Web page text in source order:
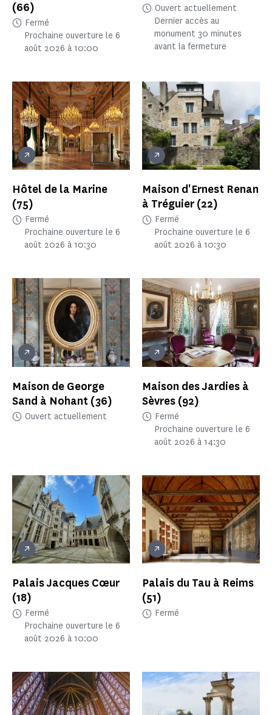
(66)
Fermé
Prochaine ouverture le 6
août 2026 à 10:00
Ouvert actuellement
Dernier accès au
monument 30 minutes
avant la fermeture
Hôtel de la Marine
(75)
Fermé
Prochaine ouverture le 6
août 2026 à 10:30
Maison d'Ernest Renan
à Tréguier (22)
Fermé
Prochaine ouverture le 6
août 2026 à 10:30
Maison de George
Sand à Nohant (36)
Ouvert actuellement
Maison des Jardies à
Sèvres (92)
Fermé
Prochaine ouverture le 6
août 2026 à 14:30
Palais Jacques Cœur
(18)
Fermé
Prochaine ouverture le 6
août 2026 à 10:00
Palais du Tau à Reims
(51)
Fermé